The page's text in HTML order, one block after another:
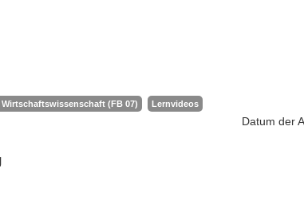
(FB 07) Lernvideos
Datum der